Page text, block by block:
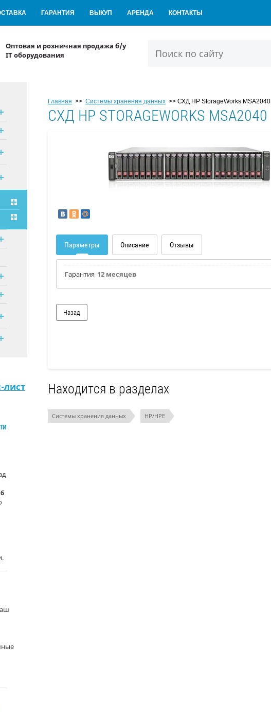
ГАРАНТИЯ ВЫКУП АРЕНДА КОНТАКТЫ
Оптовая и розничная продажа б/у
IT оборудования
лист
Главная >> Системы хранения данных >> СХД HP StorageWorks
CХД HP STORAGEWORKS MSA2040
Параметры Описание Отзывы
Гарантия 12 месяцев
Назад
Находится в разделах
Системы хранения данных HP/HPE